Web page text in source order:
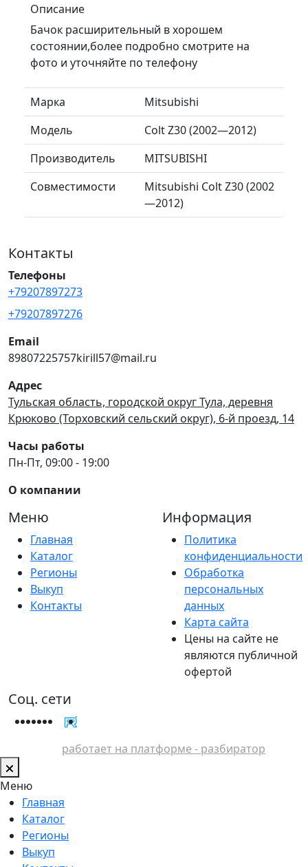
Описание
Бачок расширительный в хорошем
состоянии,более подробно смотрите на
фото и уточняйте по телефону
Марка
Mitsubishi
Модель
Colt Z30 (2002—2012)
Производитель
MITSUBISHI
Совместимости
Mitsubishi Colt Z30 (2002
—2012)
Контакты
Телефоны
+79207897273
+79207897276
Email
89807225757kirill57@mail.ru
Адрес
Тульская область, городской округ Тула, деревня
Крюково (Торховский сельский округ), 6-й проезд, 14
Часы работы
Пн-Пт, 09:00 - 19:00
О компании
Меню
Главная
Каталог
Регионы
Выкуп
Контакты
Информация
Политика
конфиденциальности
Обработка
персональных
данных
Карта сайта
Цены на сайте не
являются публичной
офертой
Соц. сети
работает на платформе - разбиратор
Меню
Главная
Каталог
Регионы
Выкуп